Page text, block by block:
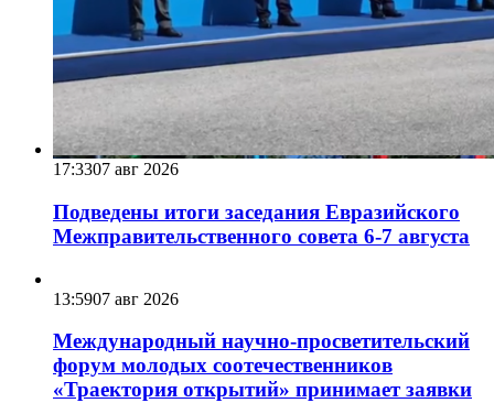
17:3307 авг 2026
Подведены итоги заседания Евразийского
Межправительственного совета 6-7 августа
13:5907 авг 2026
Международный научно-просветительский
форум молодых соотечественников
«Траектория открытий» принимает заявки